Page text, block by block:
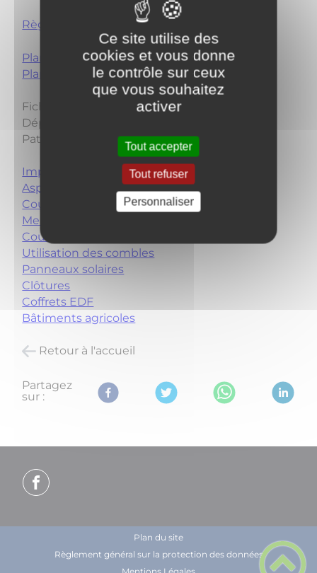
Règlement du PLU
Plan de zonage 1/2500
Plan de zonage 1/5000
Fiches de recommandations SDAP (Service
Départemental de l'Architecture et du
Patrimoine de Côte d'Or) :
Implantation
Aspect des murs
Couleurs
Menuiseries
Couverture
Utilisation des combles
Panneaux solaires
Clôtures
Coffrets EDF
Bâtiments agricoles
Retour à l'accueil
Partagez
sur :
Plan du site
Règlement général sur la protection des données
Ce site utilise des
cookies et vous donne
le contrôle sur ceux
que vous souhaitez
activer
Tout accepter
Tout refuser
Personnaliser